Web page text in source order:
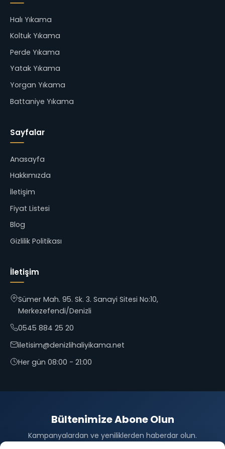
Halı Yıkama
Koltuk Yıkama
Perde Yıkama
Yatak Yıkama
Yorgan Yıkama
Battaniye Yıkama
Sayfalar
Anasayfa
Hakkımızda
İletişim
Fiyat Listesi
Blog
Gizlilik Politikası
İletişim
Sümer Mah. 95. Sk. 3. Sanayi Sitesi No:10,
Merkezefendi/Denizli
0545 884 25 20
iletisim@denizlihaliyikama.net
Her gün 08:00 - 21:00
Bültenimize Abone Olun
Kampanyalardan ve yeniliklerden haberdar olun.